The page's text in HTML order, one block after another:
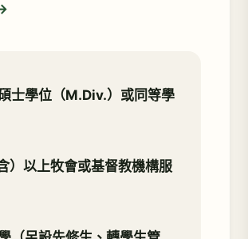
士學位（M.Div.）或同等學
）以上牧會或基督教機構服